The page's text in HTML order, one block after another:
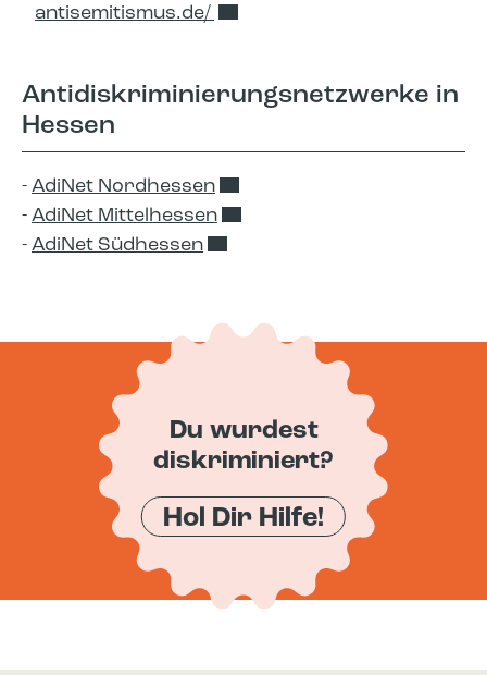
antisemitismus.de/
Antidiskriminierungsnetzwerke in
Hessen
- AdiNet Nordhessen
- AdiNet Mittelhessen
- AdiNet Südhessen
Du wurdest
diskriminiert?
Hol Dir Hilfe!